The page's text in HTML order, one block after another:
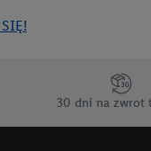
30 dni na zwrot
dotyczących
dostępu do
reklamy, badania
i optymalizacji